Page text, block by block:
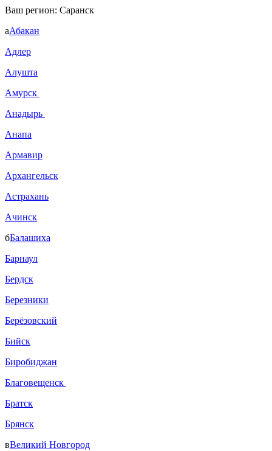
Ваш регион: Саранск
аАбакан
Адлер
Алушта
Амурск
Анадырь
Анапа
Армавир
Архангельск
Астрахань
Ачинск
бБалашиха
Барнаул
Бердск
Березники
Берёзовский
Бийск
Биробиджан
Благовещенск
Братск
Брянск
вВеликий Новгород